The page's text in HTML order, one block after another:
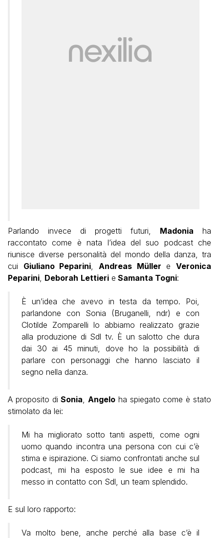
Parlando invece di progetti futuri, Madonia ha
raccontato come è nata l’idea del suo podcast che
riunisce diverse personalità del mondo della danza, tra
cui Giuliano Peparini Andreas Müller eVeronica
Peparini Deborah Lettieri e Samanta Togni:
È un’idea che avevo in testa da tempo. Poi,
parlandone con Sonia (Bruganelli, ndr) e con
Clotilde Zomparelli lo abbiamo realizzato grazie
alla produzione di Sdl tv. È un salotto che dura
dai 30 ai 45 minuti, dove ho la possibilità di
parlare con personaggi che hanno lasciato il
segno nella danza.
A proposito diSonia Angelo ha spiegato come è stato
stimolato da lei:
Mi ha migliorato sotto tanti aspetti, come ogni
uomo quando incontra una persona con cui c’è
stima e ispirazione. Ci siamo confrontati anche sul
podcast, mi ha esposto le sue idee e mi ha
messo in contatto con Sdl, un team splendido.
E sul loro rapporto:
Va molto bene, anche perché alla base c’è il